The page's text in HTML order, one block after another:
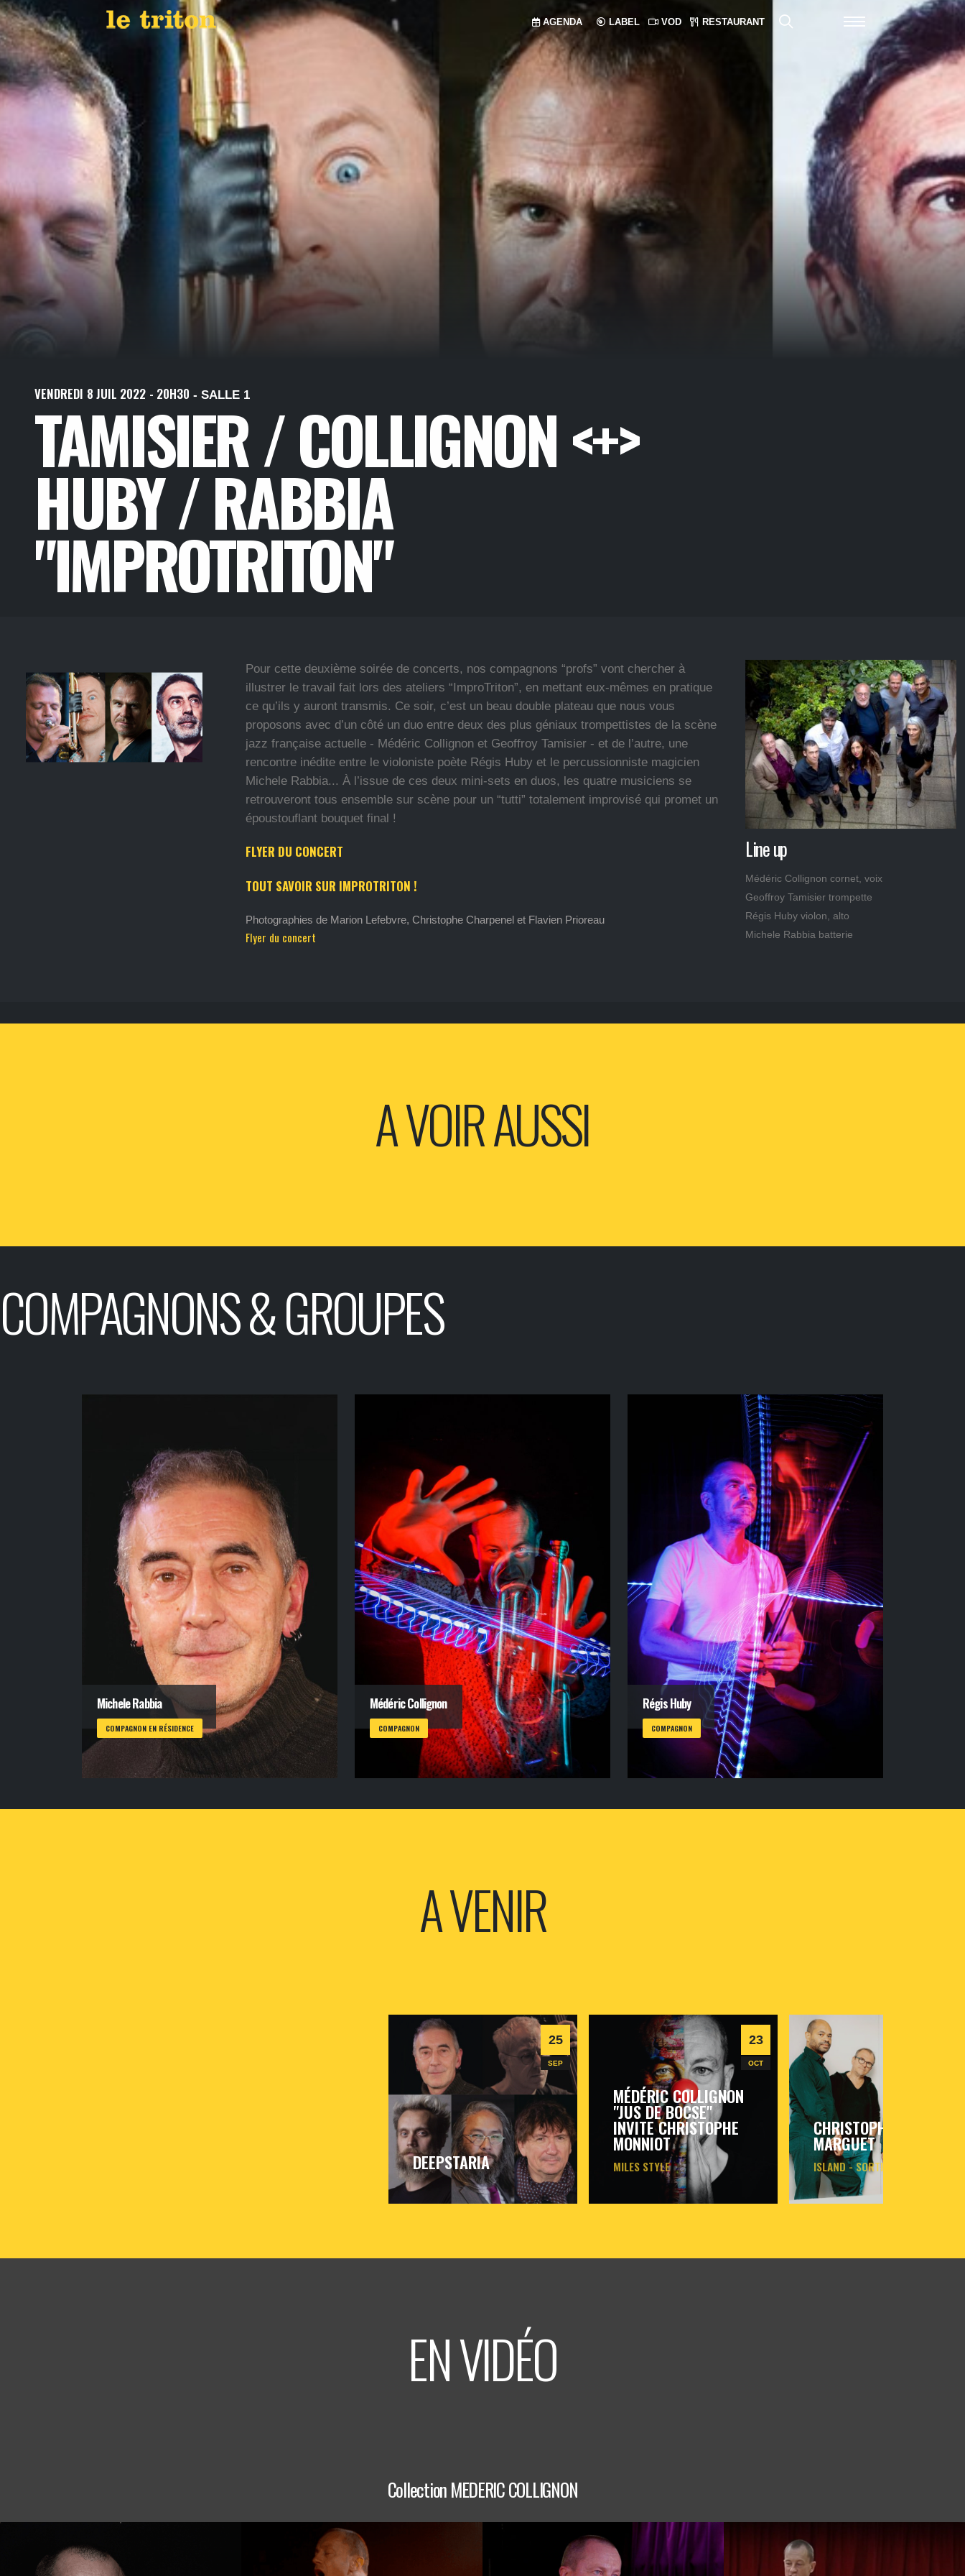
AGENDA LABEL VOD RESTAURANT
VENDREDI 8 JUIL 2022 - 20H30 - SALLE 1
TAMISIER / COLLIGNON <+>
HUBY / RABBIA
"IMPROTRITON"
Pour cette deuxième soirée de concerts, nos compagnons “profs” vont chercher à
illustrer le travail fait lors des ateliers “ImproTriton”, en mettant eux-mêmes en pratique
ce qu’ils y auront transmis. Ce soir, c’est un beau double plateau que nous vous
proposons avec d’un côté un duo entre deux des plus géniaux trompettistes de la scène
jazz française actuelle - Médéric Collignon et Geoffroy Tamisier - et de l’autre, une
rencontre inédite entre le violoniste poète Régis Huby et le percussionniste magicien
Michele Rabbia... À l’issue de ces deux mini-sets en duos, les quatre musiciens se
retrouveront tous ensemble sur scène pour un “tutti” totalement improvisé qui promet un
époustouflant bouquet final !
FLYER DU CONCERT
TOUT SAVOIR SUR IMPROTRITON !
Photographies de Marion Lefebvre, Christophe Charpenel et Flavien Prioreau
Flyer du concert
Line up
Médéric Collignon cornet, voix
Geoffroy Tamisier trompette
Régis Huby violon, alto
Michele Rabbia batterie
A VOIR AUSSI
COMPAGNONS & GROUPES
Michele Rabbia
COMPAGNON EN RÉSIDENCE
Médéric Collignon
COMPAGNON
Régis Huby
COMPAGNON
A VENIR
25
SEP
DEEPSTARIA
sept2026 - 20h30- Le
23
OCT
MÉDÉRIC COLLIGNON
"JUS DE BOCSE"
INVITE CHRISTOPHE
MONNIOT
MILES STYLE
2026- 20h30
CHRISTOPHE
MARGUET
ISLAND - SORTIE D'ALBUM
jeudi26nov2026
EN VIDÉO
Collection MEDERIC COLLIGNON